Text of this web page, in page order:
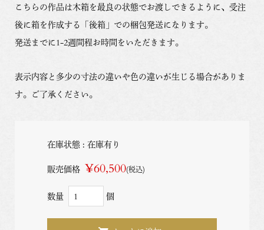
こちらの作品は木箱を最良の状態でお渡しできるように、受注
後に箱を作成する「後箱」での梱包発送になります。
発送までに1-2週間程お時間をいただきます。
表示内容と多少の寸法の違いや色の違いが生じる場合がありま
す。ご了承ください。
在庫状態 : 在庫有り
販売価格 ¥60,500(税込)
数量 個